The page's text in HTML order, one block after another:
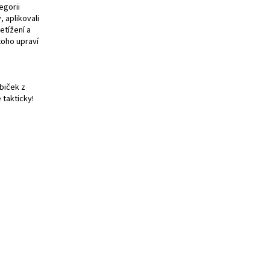
aplikovali
a
upraví
z
takticky!